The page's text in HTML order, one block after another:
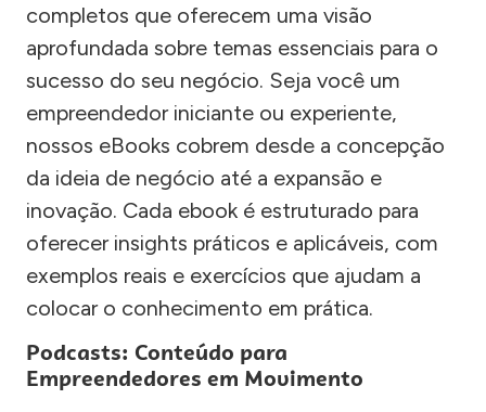
completos que oferecem uma visão
aprofundada sobre temas essenciais para o
sucesso do seu negócio. Seja você um
empreendedor iniciante ou experiente,
nossos eBooks cobrem desde a concepção
da ideia de negócio até a expansão e
inovação. Cada ebook é estruturado para
oferecer insights práticos e aplicáveis, com
exemplos reais e exercícios que ajudam a
colocar o conhecimento em prática.
Podcasts: Conteúdo para
Empreendedores em Movimento